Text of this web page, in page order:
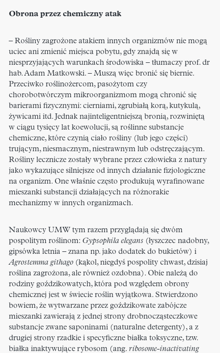
Obrona przez chemiczny atak
– Rośliny zagrożone atakiem innych organizmów nie mogą
uciec ani zmienić miejsca pobytu, gdy znajdą się w
niesprzyjających warunkach środowiska – tłumaczy prof. dr
hab. Adam Matkowski. – Muszą więc bronić się biernie.
Przeciwko roślinożercom, pasożytom czy
chorobotwórczym mikroorganizmom mogą chronić się
barierami fizycznymi: cierniami, zgrubiałą korą, kutykulą,
żywicami itd. Jednak najinteligentniejszą bronią, rozwiniętą
w ciągu tysięcy lat koewolucji, są roślinne substancje
chemiczne, które czynią ciało rośliny (lub jego części)
trującym, niesmacznym, niestrawnym lub odstręczającym.
Rośliny lecznicze zostały wybrane przez człowieka z natury
jako wykazujące silniejsze od innych działanie fizjologiczne
na organizm. One właśnie często produkują wyrafinowane
mieszanki substancji działających na różnorakie
mechanizmy w innych organizmach.
Naukowcy UMW tym razem przyglądają się dwóm
pospolitym roślinom: Gypsophila elegans (łyszczec nadobny,
gipsówka letnia – znana np. jako dodatek do bukietów) i
Agrostemma githago (kąkol, niegdyś pospolity chwast, dzisiaj
roślina zagrożona, ale również ozdobna). Obie należą do
rodziny goździkowatych, która pod względem obrony
chemicznej jest w świecie roślin wyjątkowa. Stwierdzono
bowiem, że wytwarzane przez goździkowate zabójcze
mieszanki zawierają z jednej strony drobnocząsteczkowe
substancje zwane saponinami (naturalne detergenty), a z
drugiej strony rzadkie i specyficzne białka toksyczne, tzw.
białka inaktywujące rybosom (ang. ribosome-inactivating